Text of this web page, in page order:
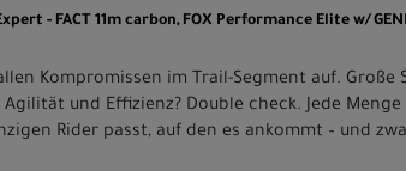
- FACT 11m carbon, FOX Performance Elite w/
Kompromissen im Trail-Segment auf. Große
und Effizienz? Double check. Jede
Rider passt, auf den es ankommt – und